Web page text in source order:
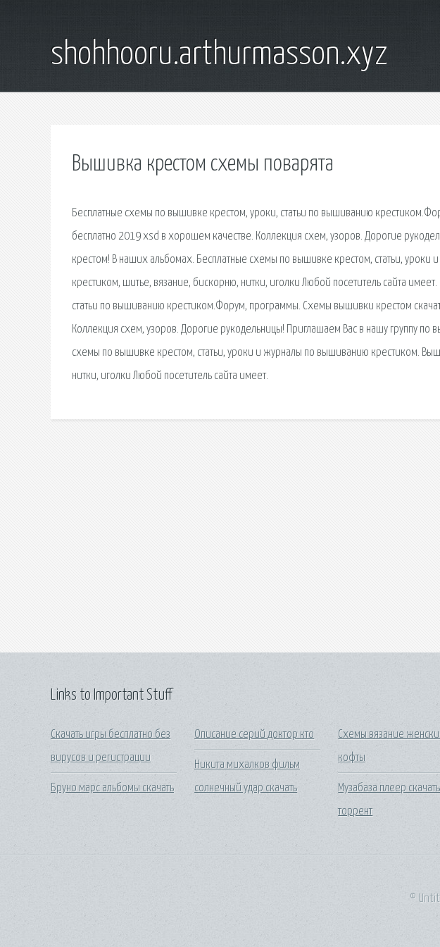
shohhooru.arthurmasson.xyz
Вышивка крестом схемы поварята
Бесплатные схемы по вышивке крестом, уроки, статьи по вышиванию
бесплатно 2019 xsd в хорошем качестве. Коллекция схем, узоров. Дорогие
крестом! В наших альбомах. Бесплатные схемы по вышивке крестом, статьи,
крестиком, шитье, вязание, бискорню, нитки, иголки Любой посетитель сайта
статьи по вышиванию крестиком.Форум, программы. Схемы вышивки крестом
Коллекция схем, узоров. Дорогие рукодельницы! Приглашаем Вас в нашу группу
схемы по вышивке крестом, статьи, уроки и журналы по вышиванию крестиком.
нитки, иголки Любой посетитель сайта имеет.
Links to Important Stuff
Скачать игры бесплатно без
вирусов и регистрации
Бруно марс альбомы скачать
Описание серий доктор кто
Никита михалков фильм
солнечный удар скачать
Схемы вязание
кофты
Музабаза плеер скачать
торрент
©